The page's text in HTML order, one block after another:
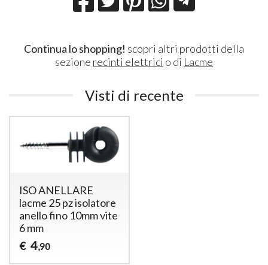
Continua lo shopping! scopri altri prodotti della
sezione recinti elettrici o di Lacme
Visti di recente
ISO ANELLARE
lacme 25 pz isolatore
anello fino 10mm vite
6 mm
€ 4,90